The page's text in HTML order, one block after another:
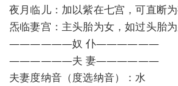
夜月临儿：加以紫在七宫，可直断为
炁临妻宫：主头胎为女，如过头胎为
——————奴 仆——————
——————夫 妻——————
夫妻度纳音（度选纳音）：水